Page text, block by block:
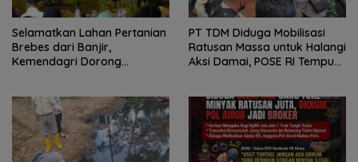
Selamatkan Lahan Pertanian
Brebes dari Banjir,
Kemendagri Dorong
PT TDM Diduga Mobilisasi
Ratusan Massa untuk Halangi
Aksi Damai, POSE RI Tempuh